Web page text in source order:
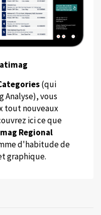
(qui
Analyse), vous
tout nouveaux
ici ce que
Regional
d'habitude de
graphique.